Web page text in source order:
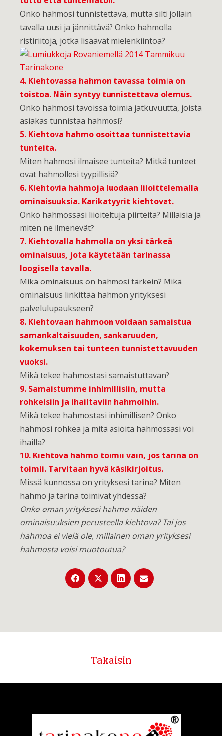
Onko hahmosi tunnistettava, mutta silti jollain
tavalla uusi ja jännittävä? Onko hahmolla
ristiriitoja, jotka lisäävät mielenkiintoa?
4. Kiehtovassa hahmon tavassa toimia on
toistoa. Näin syntyy tunnistettava olemus.
Onko hahmosi tavoissa toimia jatkuvuutta, joista
asiakas tunnistaa hahmosi?
5. Kiehtova hahmo osoittaa tunnistettavia
tunteita.
Miten hahmosi ilmaisee tunteita? Mitkä tunteet
ovat hahmollesi tyypillisiä?
6. Kiehtovia hahmoja luodaan liioittelemalla
ominaisuuksia. Karikatyyrit kiehtovat.
Onko hahmossasi liioiteltuja piirteitä? Millaisia ja
miten ne ilmenevät?
7. Kiehtovalla hahmolla on yksi tärkeä
ominaisuus, jota käytetään tarinassa
loogisella tavalla.
Mikä ominaisuus on hahmosi tärkein? Mikä
ominaisuus linkittää hahmon yrityksesi
palvelulupaukseen?
8. Kiehtovaan hahmoon voidaan samaistua
samankaltaisuuden, sankaruuden,
kokemuksen tai tunteen tunnistettavuuden
vuoksi.
Mikä tekee hahmostasi samaistuttavan?
9. Samaistumme inhimillisiin, mutta
rohkeisiin ja ihailtaviin hahmoihin.
Mikä tekee hahmostasi inhimillisen? Onko
hahmosi rohkea ja mitä asioita hahmossasi voi
ihailla?
10. Kiehtova hahmo toimii vain, jos tarina on
toimii. Tarvitaan hyvä käsikirjoitus.
Missä kunnossa on yrityksesi tarina? Miten
hahmo ja tarina toimivat yhdessä?
Onko oman yrityksesi hahmo näiden
ominaisuuksien perusteella kiehtova? Tai jos
hahmoa ei vielä ole, millainen oman yrityksesi
hahmosta voisi muotoutua?
Takaisin